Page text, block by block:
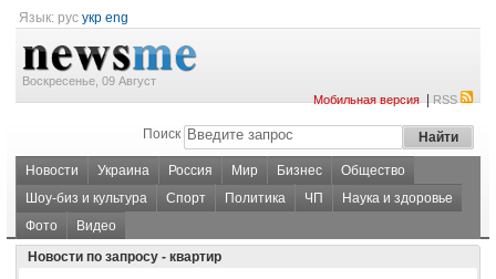
Язык: рус укр eng
Воскресенье, 09 Август
Мобильная версия|RSS
Поиск
Новости Украина Россия Мир Бизнес
Общество
Шоу-биз и культура
Спорт Политика ЧП
Наука и здоровье
Фото
Видео
Новости по запросу - квартир